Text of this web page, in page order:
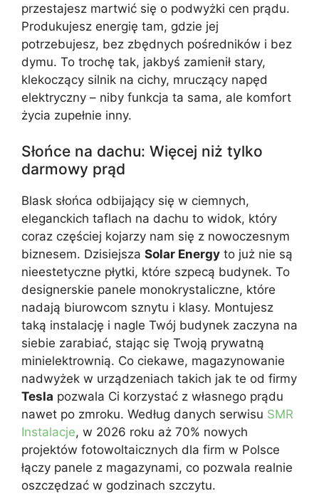
przestajesz martwić się o podwyżki cen prądu.
Produkujesz energię tam, gdzie jej
potrzebujesz, bez zbędnych pośredników i bez
dymu. To trochę tak, jakbyś zamienił stary,
klekoczący silnik na cichy, mruczący napęd
elektryczny – niby funkcja ta sama, ale komfort
życia zupełnie inny.
Słońce na dachu: Więcej niż tylko
darmowy prąd
Blask słońca odbijający się w ciemnych,
eleganckich taflach na dachu to widok, który
coraz częściej kojarzy nam się z nowoczesnym
biznesem. Dzisiejsza Solar Energy to już nie są
nieestetyczne płytki, które szpecą budynek. To
designerskie panele monokrystaliczne, które
nadają biurowcom sznytu i klasy. Montujesz
taką instalację i nagle Twój budynek zaczyna na
siebie zarabiać, stając się Twoją prywatną
minielektrownią. Co ciekawe, magazynowanie
nadwyżek w urządzeniach takich jak te od firmy
Tesla pozwala Ci korzystać z własnego prądu
nawet po zmroku. Według danych serwisu SMR
Instalacje, w 2026 roku aż 70% nowych
projektów fotowoltaicznych dla firm w Polsce
łączy panele z magazynami, co pozwala realnie
oszczędzać w godzinach szczytu.